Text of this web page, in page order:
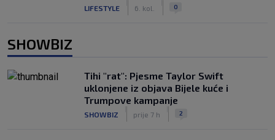
LIFESTYLE 6. kol. 0
SHOWBIZ
Tihi "rat": Pjesme Taylor Swift
uklonjene iz objava Bijele kuće i
Trumpove kampanje
SHOWBIZ prije 7 h 2